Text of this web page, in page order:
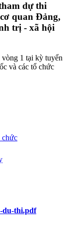
dự thi
quan Đảng,
trị - xã hội
1 tại kỳ tuyển
và các tổ chức
chức
du-thi.pdf